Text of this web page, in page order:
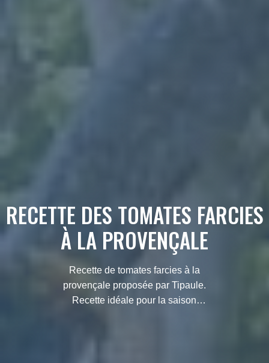
RECETTE DES TOMATES FARCIES
À LA PROVENÇALE
Recette de tomates farcies à la
provençale proposée par Tipaule.
Recette idéale pour la saison